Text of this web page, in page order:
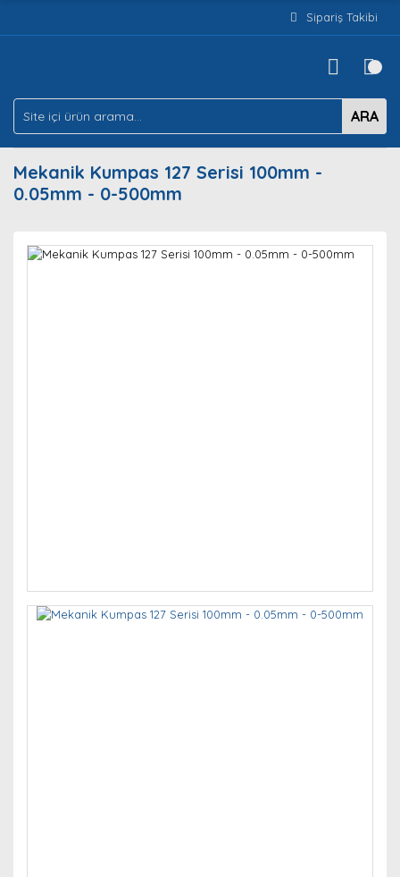
Sipariş Takibi
ARA
Mekanik Kumpas 127 Serisi 100mm -
0.05mm - 0-500mm